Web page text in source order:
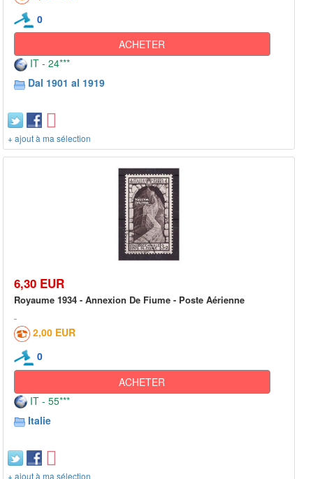
0
ACHETER
IT - 24***
Dal 1901 al 1919
+ ajout à ma sélection
6,30 EUR
Royaume 1934 - Annexion De Fiume - Poste Aérienne
2,00 EUR
0
ACHETER
IT - 55***
Italie
+ ajout à ma sélection